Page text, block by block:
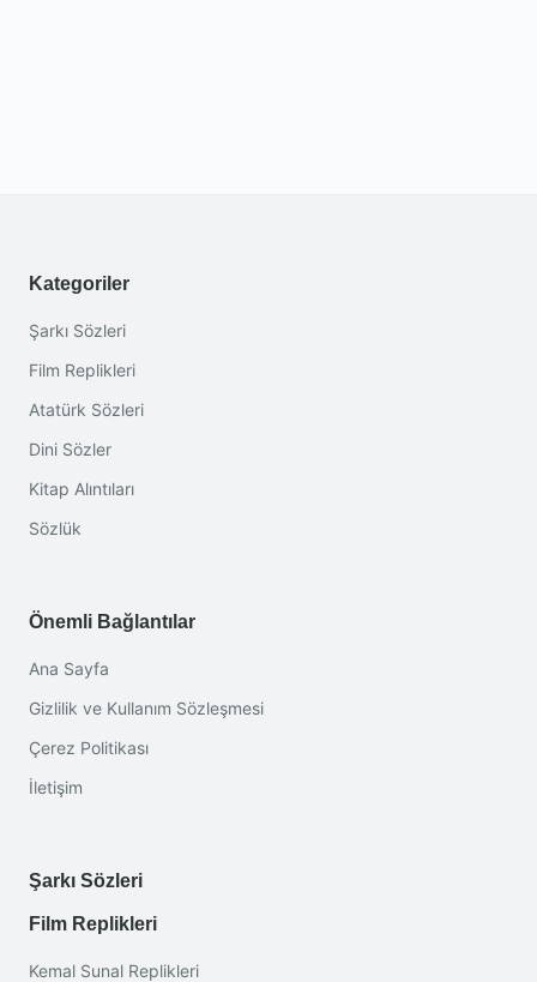
Kategoriler
Şarkı Sözleri
Film Replikleri
Atatürk Sözleri
Dini Sözler
Kitap Alıntıları
Sözlük
Önemli Bağlantılar
Ana Sayfa
Gizlilik ve Kullanım Sözleşmesi
Çerez Politikası
İletişim
Şarkı Sözleri
Film Replikleri
Kemal Sunal Replikleri